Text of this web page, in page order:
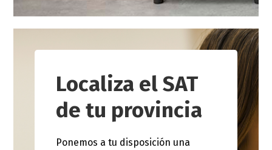
Localiza el SAT
de tu provincia
Ponemos a tu disposición una